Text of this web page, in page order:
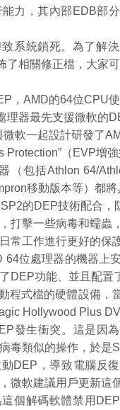
力，其內部EDB部
系統鎖死。為了解
了相關修正檔，大家
AMD的64位CPU使
器最先支援微軟的
軟一起設計研發了
Protection”（EVP增強
（包括Athlon 64/
移動版本等）都將
的DEP技術配合，
打擊一些病毒和蠕蟲
常工作進行更好的保
位處理器的機器上安
DEP功能、並且配置
程式檔的硬體設備，
Hollywood Plus
發生衝突。這是因
毒類似的操作，於是
DEP，導致電腦反
微軟建議用戶更新這
個解碼軟體禁用